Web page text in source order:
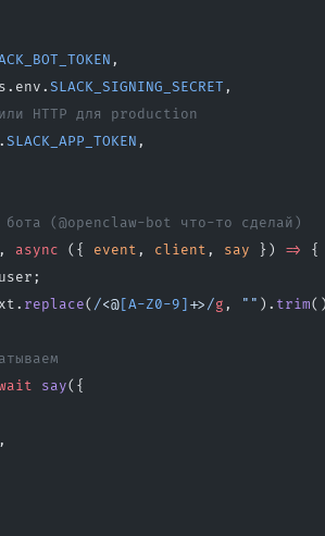
,
SLACK_SIGNING_SECRET ,
HTTP для production
SLACK_APP_TOKEN ,
(@openclaw-bot что-то сделай)
, async ({ event , client , say }) =>
{
replace( /<@ [A-Z0-9] +>/g , "" ). trim
say({